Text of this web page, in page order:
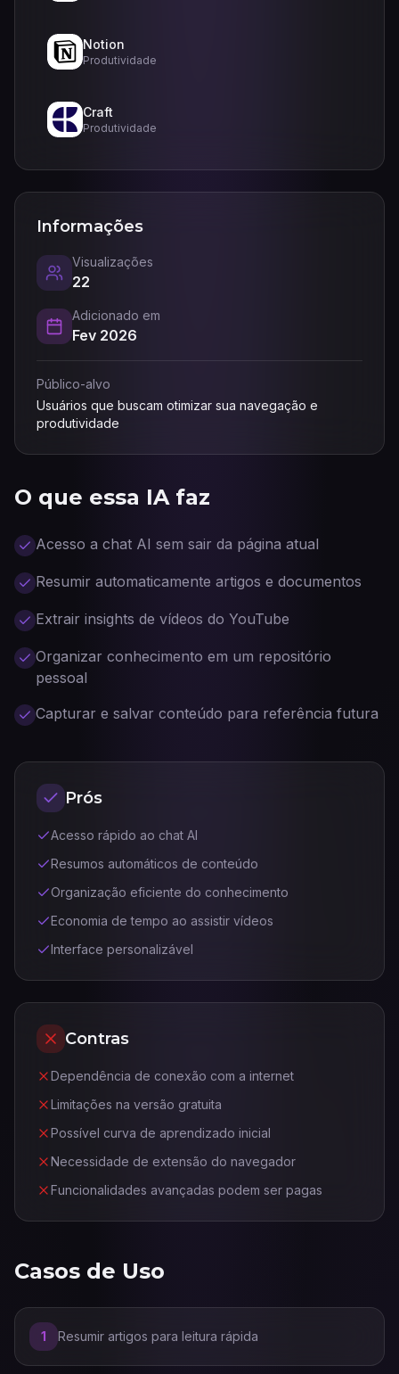
O que essa IA faz
Acesso a chat AI sem sair da página atual
Resumir automaticamente artigos e documentos
Extrair insights de vídeos do YouTube
Organizar conhecimento em um repositório
pessoal
Capturar e salvar conteúdo para referência futura
Prós
Acesso rápido ao chat AI
Resumos automáticos de conteúdo
Organização eficiente do conhecimento
Economia de tempo ao assistir vídeos
Interface personalizável
Contras
Dependência de conexão com a internet
Limitações na versão gratuita
Possível curva de aprendizado inicial
Necessidade de extensão do navegador
Funcionalidades avançadas podem ser pagas
Casos de Uso
1 Resumir artigos para leitura rápida
Notion
Produtividade
Craft
Produtividade
Informações
Visualizações
22
Adicionado em
Fev 2026
Público-alvo
Usuários que buscam otimizar sua navegação e
produtividade